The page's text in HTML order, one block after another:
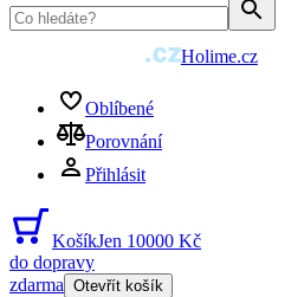
Holime.cz
Oblíbené
Porovnání
Přihlásit
KošíkJen 10000 Kč
do dopravy
zdarma Otevřít košík